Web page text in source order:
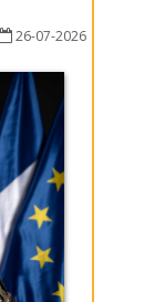
26-07-2026